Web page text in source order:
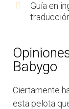
Guía en
Babygo
Ciertamente
esta pelota